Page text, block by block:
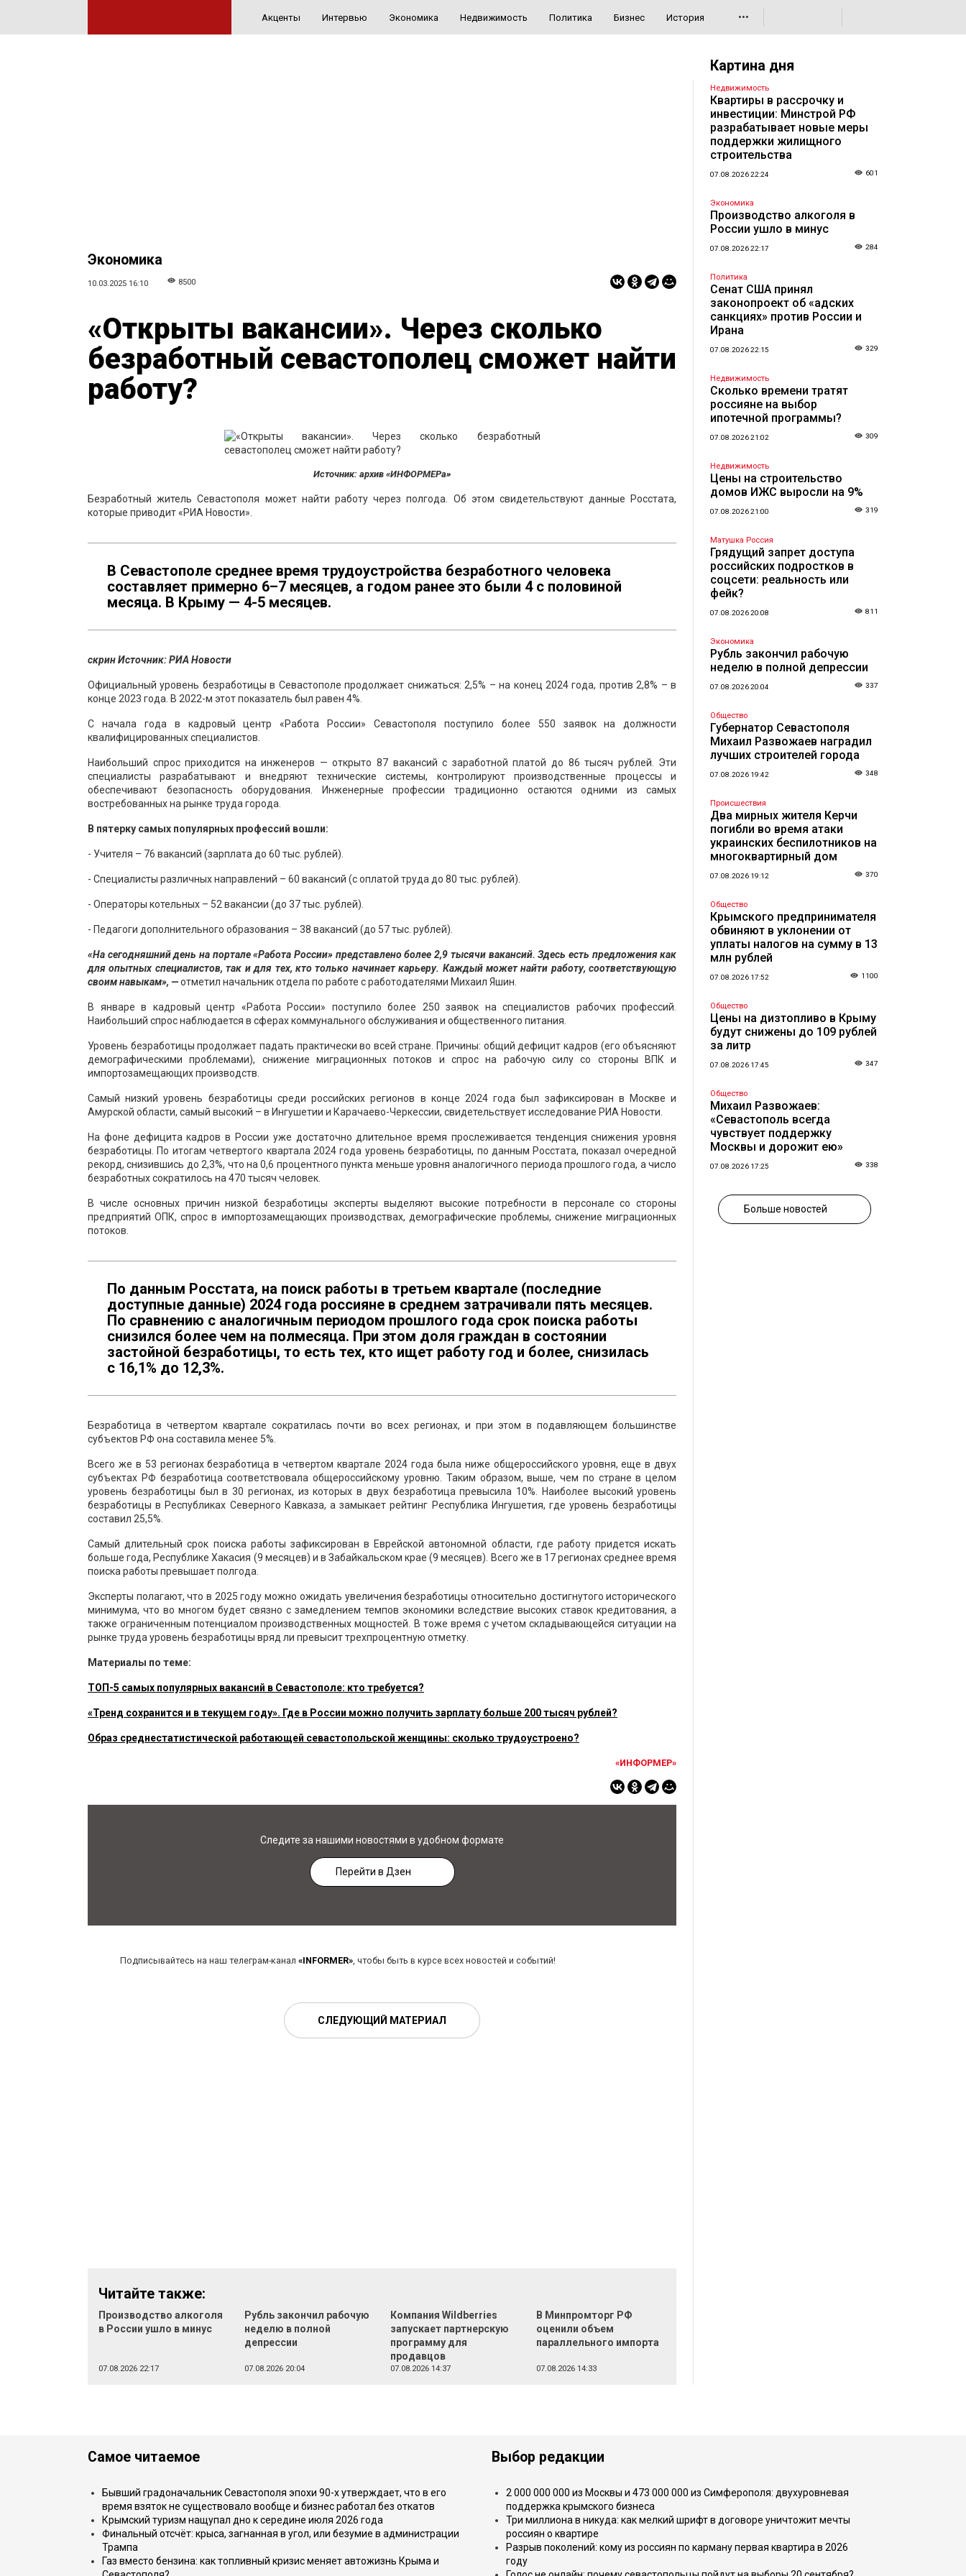
Акценты Интервью Экономика Недвижимость Политика Бизнес История •••
Экономика
10.03.2025 16:10 8500
«Открыты вакансии». Через сколько
безработный севастополец сможет найти
работу?
Источник: архив «ИНФОРМЕРа»
Безработный житель Севастополя может найти работу через полгода. Об этом свидетельствуют данные Росстата,
которые приводит «РИА Новости».
В Севастополе среднее время трудоустройства безработного человека
составляет примерно 6–7 месяцев, а годом ранее это были 4 с половиной
месяца. В Крыму — 4-5 месяцев.
скрин Источник: РИА Новости
Официальный уровень безработицы в Севастополе продолжает снижаться: 2,5% – на конец 2024 года, против 2,8% – в
конце 2023 года. В 2022-м этот показатель был равен 4%.
С начала года в кадровый центр «Работа России» Севастополя поступило более 550 заявок на должности
квалифицированных специалистов.
Наибольший спрос приходится на инженеров — открыто 87 вакансий с заработной платой до 86 тысяч рублей. Эти
специалисты разрабатывают и внедряют технические системы, контролируют производственные процессы и
обеспечивают безопасность оборудования. Инженерные профессии традиционно остаются одними из самых
востребованных на рынке труда города.
В пятерку самых популярных профессий вошли:
- Учителя – 76 вакансий (зарплата до 60 тыс. рублей).
- Специалисты различных направлений – 60 вакансий (с оплатой труда до 80 тыс. рублей).
- Операторы котельных – 52 вакансии (до 37 тыс. рублей).
- Педагоги дополнительного образования – 38 вакансий (до 57 тыс. рублей).
«На сегодняшний день на портале «Работа России» представлено более 2,9 тысячи вакансий. Здесь есть предложения как
для опытных специалистов, так и для тех, кто только начинает карьеру. Каждый может найти работу, соответствующую
своим навыкам», —отметил начальник отдела по работе с работодателями Михаил Яшин.
В январе в кадровый центр «Работа России» поступило более 250 заявок на специалистов рабочих профессий.
Наибольший спрос наблюдается в сферах коммунального обслуживания и общественного питания.
Уровень безработицы продолжает падать практически во всей стране. Причины: общий дефицит кадров (его объясняют
демографическими проблемами), снижение миграционных потоков и спрос на рабочую силу со стороны ВПК и
импортозамещающих производств.
Самый низкий уровень безработицы среди российских регионов в конце 2024 года был зафиксирован в Москве и
Амурской области, самый высокий – в Ингушетии и Карачаево-Черкессии, свидетельствует исследование РИА Новости.
На фоне дефицита кадров в России уже достаточно длительное время прослеживается тенденция снижения уровня
безработицы. По итогам четвертого квартала 2024 года уровень безработицы, по данным Росстата, показал очередной
рекорд, снизившись до 2,3%, что на 0,6 процентного пункта меньше уровня аналогичного периода прошлого года, а число
безработных сократилось на 470 тысяч человек.
В числе основных причин низкой безработицы эксперты выделяют высокие потребности в персонале со стороны
предприятий ОПК, спрос в импортозамещающих производствах, демографические проблемы, снижение миграционных
потоков.
По данным Росстата, на поиск работы в третьем квартале (последние
доступные данные) 2024 года россияне в среднем затрачивали пять месяцев.
По сравнению с аналогичным периодом прошлого года срок поиска работы
снизился более чем на полмесяца. При этом доля граждан в состоянии
застойной безработицы, то есть тех, кто ищет работу год и более, снизилась
с 16,1% до 12,3%.
Безработица в четвертом квартале сократилась почти во всех регионах, и при этом в подавляющем большинстве
субъектов РФ она составила менее 5%.
Всего же в 53 регионах безработица в четвертом квартале 2024 года была ниже общероссийского уровня, еще в двух
субъектах РФ безработица соответствовала общероссийскому уровню. Таким образом, выше, чем по стране в целом
уровень безработицы был в 30 регионах, из которых в двух безработица превысила 10%. Наиболее высокий уровень
безработицы в Республиках Северного Кавказа, а замыкает рейтинг Республика Ингушетия, где уровень безработицы
составил 25,5%.
Самый длительный срок поиска работы зафиксирован в Еврейской автономной области, где работу придется искать
больше года, Республике Хакасия (9 месяцев) и в Забайкальском крае (9 месяцев). Всего же в 17 регионах среднее время
поиска работы превышает полгода.
Эксперты полагают, что в 2025 году можно ожидать увеличения безработицы относительно достигнутого исторического
минимума, что во многом будет связно с замедлением темпов экономики вследствие высоких ставок кредитования, а
также ограниченным потенциалом производственных мощностей. В тоже время с учетом складывающейся ситуации на
рынке труда уровень безработицы вряд ли превысит трехпроцентную отметку.
Материалы по теме:
ТОП-5 самых популярных вакансий в Севастополе: кто требуется?
«Тренд сохранится и в текущем году». Где в России можно получить зарплату больше 200 тысяч рублей?
Образ среднестатистической работающей севастопольской женщины: сколько трудоустроено?
«ИНФОРМЕР»
Следите за нашими новостями в удобном формате
Перейти в Дзен
Подписывайтесь на наш телеграм-канал «INFORMER», чтобы быть в курсе всех новостей и событий!
СЛЕДУЮЩИЙ МАТЕРИАЛ
Читайте также:
Производство алкоголя
в России ушло в минус
07.08.2026 22:17
Рубль закончил рабочую
неделю в полной
депрессии
07.08.2026 20:04
Компания Wildberries
запускает партнерскую
программу для
продавцов
07.08.2026 14:37
В Минпромторг РФ
оценили объем
параллельного импорта
07.08.2026 14:33
Картина дня
Недвижимость
Квартиры в рассрочку и
инвестиции: Минстрой РФ
разрабатывает новые меры
поддержки жилищного
строительства
07.08.2026 22:24 601
Экономика
Производство алкоголя в
России ушло в минус
07.08.2026 22:17 284
Политика
Сенат США принял
законопроект об «адских
санкциях» против России и
Ирана
07.08.2026 22:15 329
Недвижимость
Сколько времени тратят
россияне на выбор
ипотечной программы?
07.08.2026 21:02 309
Недвижимость
Цены на строительство
домов ИЖС выросли на 9%
07.08.2026 21:00 319
Матушка Россия
Грядущий запрет доступа
российских подростков в
соцсети: реальность или
фейк?
07.08.2026 20:08 811
Экономика
Рубль закончил рабочую
неделю в полной депрессии
07.08.2026 20:04 337
Общество
Губернатор Севастополя
Михаил Развожаев наградил
лучших строителей города
07.08.2026 19:42 348
Происшествия
Два мирных жителя Керчи
погибли во время атаки
украинских беспилотников на
многоквартирный дом
07.08.2026 19:12 370
Общество
Крымского предпринимателя
обвиняют в уклонении от
уплаты налогов на сумму в 13
млн рублей
07.08.2026 17:52 1100
Общество
Цены на дизтопливо в Крыму
будут снижены до 109 рублей
за литр
07.08.2026 17:45 347
Общество
Михаил Развожаев:
«Севастополь всегда
чувствует поддержку
Москвы и дорожит ею»
07.08.2026 17:25 338
Больше новостей
Самое читаемое
Бывший градоначальник Севастополя эпохи 90-х утверждает, что в его
время взяток не существовало вообще и бизнес работал без откатов
Крымский туризм нащупал дно к середине июля 2026 года
Финальный отсчёт: крыса, загнанная в угол, или безумие в администрации
Трампа
Газ вместо бензина: как топливный кризис меняет автожизнь Крыма и
Выбор редакции
2 000 000 000 из Москвы и 473 000 000 из Симферополя: двухуровневая
поддержка крымского бизнеса
Три миллиона в никуда: как мелкий шрифт в договоре уничтожит мечты
россиян о квартире
Разрыв поколений: кому из россиян по карману первая квартира в 2026
году